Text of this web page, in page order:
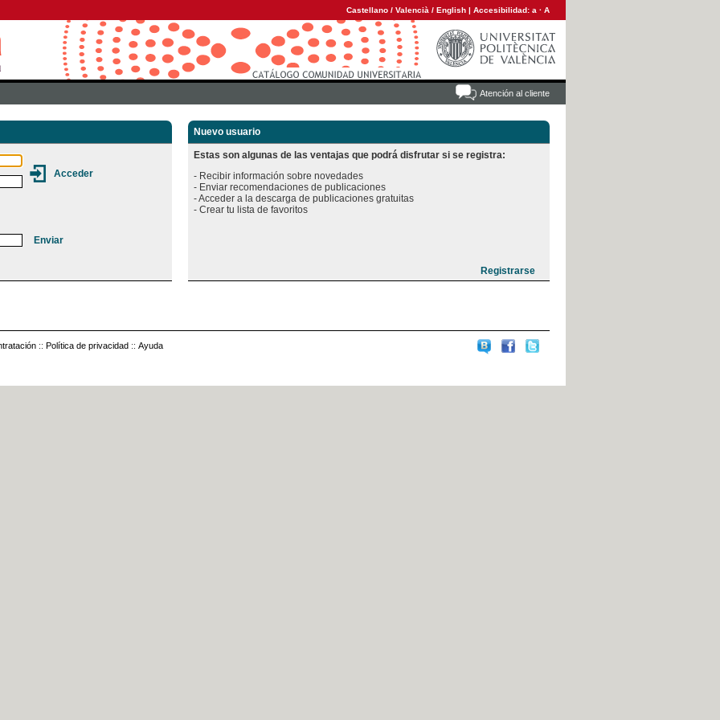
Castellano / Valencià / English | Accesibilidad: a · A
Atención al cliente
Nuevo usuario
Estas son algunas de las ventajas que podrá disfrutar si se registra:
- Recibir información sobre novedades
- Enviar recomendaciones de publicaciones
- Acceder a la descarga de publicaciones gratuitas
:: Política de privacidad :: Ayuda